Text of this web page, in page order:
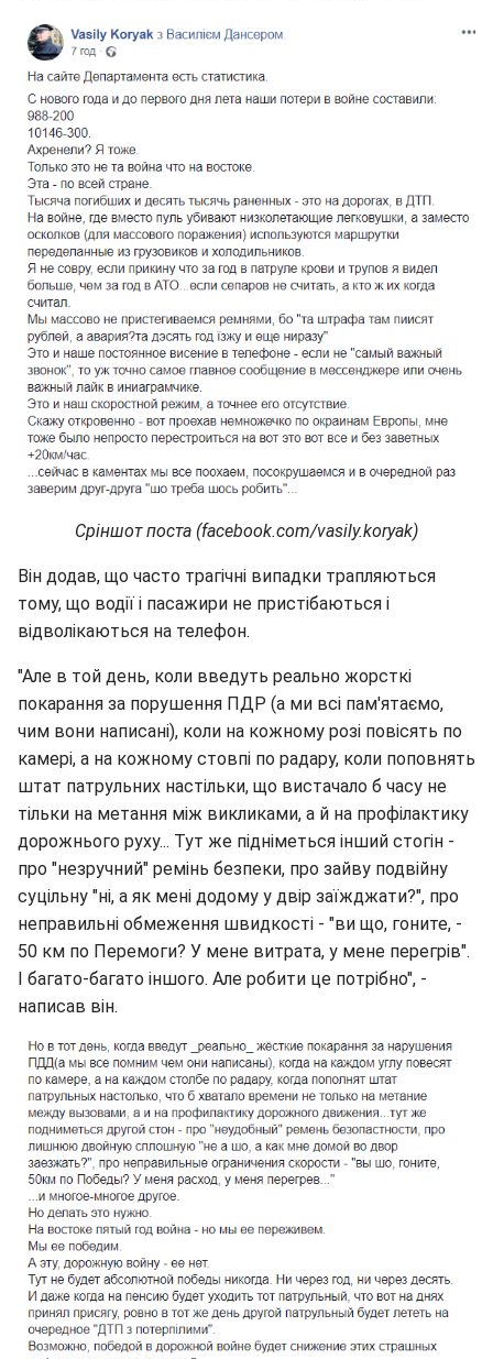
Сріншот поста (facebook.com/vasily.koryak)
Він додав, що часто трагічні випадки трапляються
тому, що водії і пасажири не пристібаються і
відволікаються на телефон.
"Але в той день, коли введуть реально жорсткі
покарання за порушення ПДР (а ми всі пам'ятаємо,
чим вони написані), коли на кожному розі повісять по
камері, а на кожному стовпі по радару, коли поповнять
штат патрульних настільки, що вистачало б часу не
тільки на метання між викликами, а й на профілактику
дорожнього руху... Тут же підніметься інший стогін -
про "незручний" ремінь безпеки, про зайву подвійну
суцільну "ні, а як мені додому у двір заїжджати?", про
неправильні обмеження швидкості - "ви що, гоните, -
50 км по Перемоги? У мене витрата, у мене перегрів".
І багато-багато іншого. Але робити це потрібно", -
написав він.